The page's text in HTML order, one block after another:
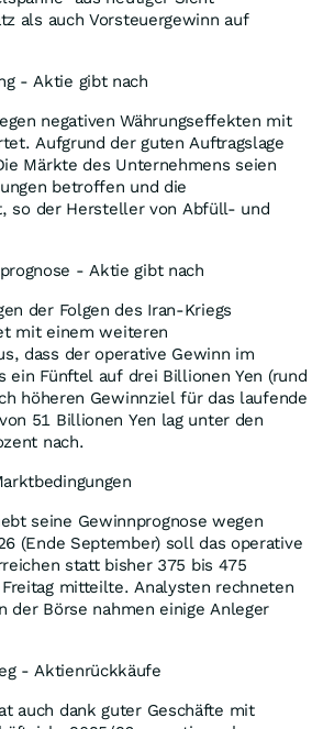
als auch Vorsteuergewinn auf
- Aktie gibt nach
negativen Währungseffekten mit
Aufgrund der guten Auftragslage
Märkte des Unternehmens seien
betroffen und die
so der Hersteller von Abfüll- und
- Aktie gibt nach
der Folgen des Iran-Kriegs
mit einem weiteren
dass der operative Gewinn im
ein Fünftel auf drei Billionen Yen (rund
höheren Gewinnziel für das laufende
51 Billionen Yen lag unter den
nach.
seine Gewinnprognose wegen
(Ende September) soll das operative
statt bisher 375 bis 475
mitteilte. Analysten rechneten
Börse nahmen einige Anleger
- Aktienrückkäufe
auch dank guter Geschäfte mit